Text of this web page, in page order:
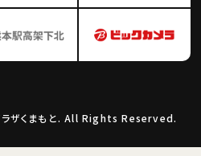
ザくまもと. All Rights Reserved.